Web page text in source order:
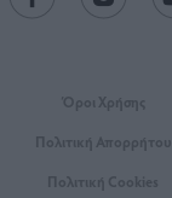
Όροι Xρήσης
Πολιτική Απορρήτου
Πολιτική Cookies